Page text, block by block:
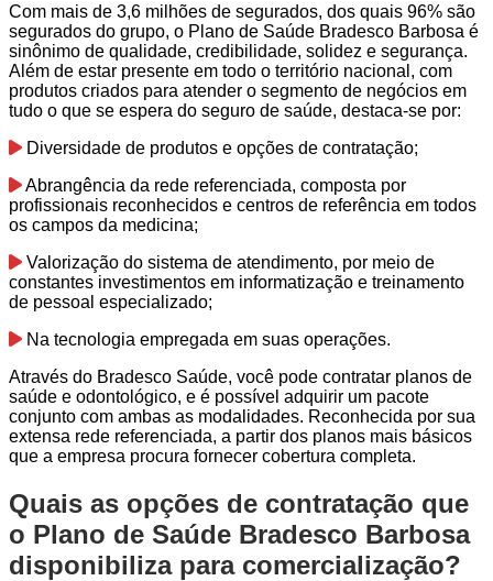
Com mais de 3,6 milhões de segurados, dos quais 96% são
segurados do grupo, o Plano de Saúde Bradesco Barbosa é
sinônimo de qualidade, credibilidade, solidez e segurança.
Além de estar presente em todo o território nacional, com
produtos criados para atender o segmento de negócios em
tudo o que se espera do seguro de saúde, destaca-se por:
Diversidade de produtos e opções de contratação;
Abrangência da rede referenciada, composta por
profissionais reconhecidos e centros de referência em todos
os campos da medicina;
Valorização do sistema de atendimento, por meio de
constantes investimentos em informatização e treinamento
de pessoal especializado;
Na tecnologia empregada em suas operações.
Através do Bradesco Saúde, você pode contratar planos de
saúde e odontológico, e é possível adquirir um pacote
conjunto com ambas as modalidades. Reconhecida por sua
extensa rede referenciada, a partir dos planos mais básicos
que a empresa procura fornecer cobertura completa.
Quais as opções de contratação que
o Plano de Saúde Bradesco Barbosa
disponibiliza para comercialização?